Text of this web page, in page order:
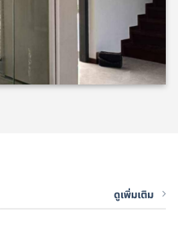
ดูเพิ่มเติม